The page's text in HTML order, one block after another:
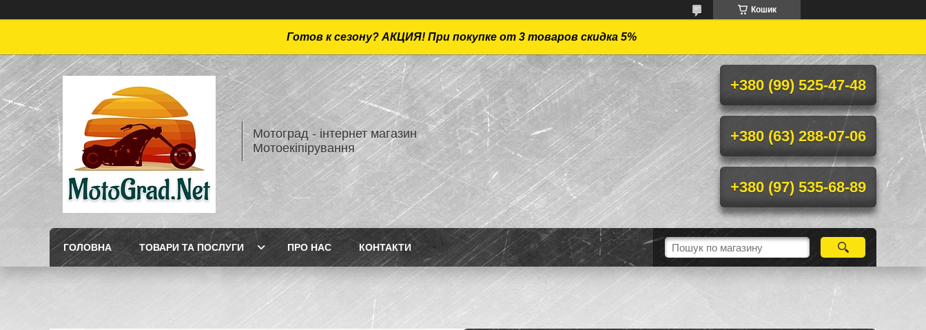
Кошик
Готов к сезону? АКЦИЯ! При покупке от 3 товаров скидка 5%
Мотоград - інтернет магазин
Мотоекіпірування
+380 (99) 525-47-48
+380 (63) 288-07-06
+380 (97) 535-68-89
ГОЛОВНА ТОВАРИ ТА ПОСЛУГИ ПРО НАС КОНТАКТИ